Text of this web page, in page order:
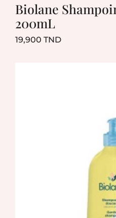
Biolane
200mL
19,900 TNDPrix